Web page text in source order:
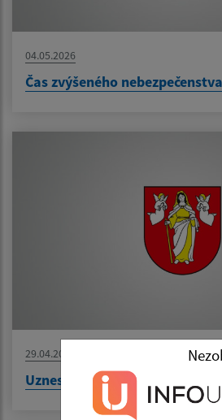
04.05.2026
Čas zvýšeného
29.04.2026
Uznesenie č. 244/2026 -